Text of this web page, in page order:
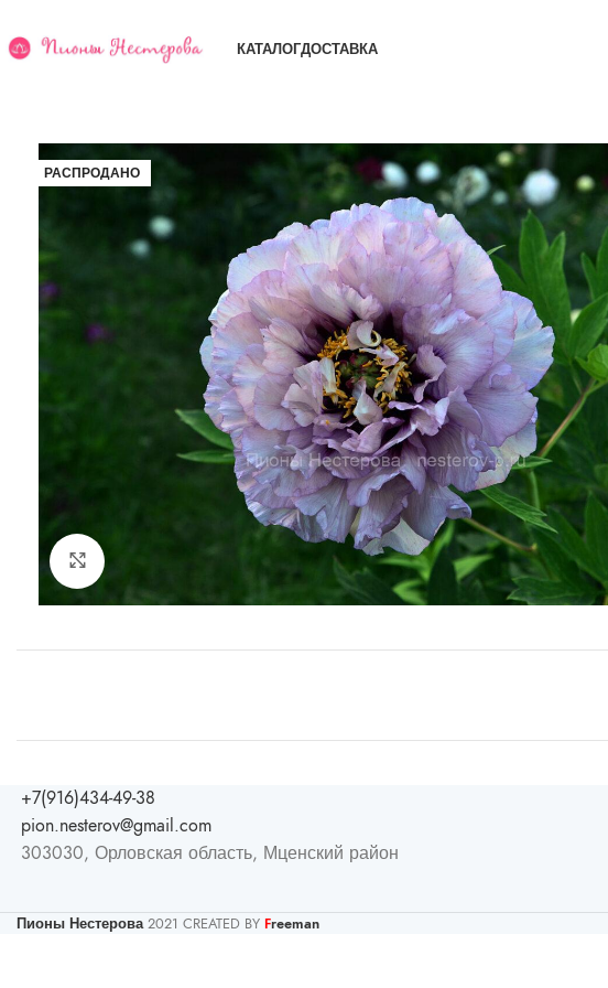
КАТАЛОГДОСТАВКА
РАСПРОДАНО
+7(916)434-49-38
pion.nesterov@gmail.com
303030, Орловская область, Мценский район
Пионы Нестерова 2021 CREATED BY Freeman